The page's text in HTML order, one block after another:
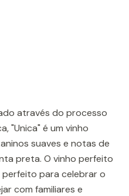
através do processo
"Unica" é um vinho
suaves e notas de
preta. O vinho perfeito
para celebrar o
com familiares e